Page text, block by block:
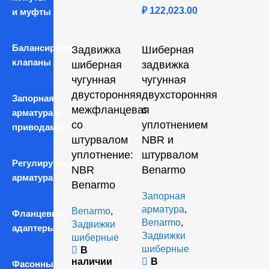
и муфты
Балансировочные
клапаны
Запорная
арматура с
приводами
Регулирующая
арматура
Фланцевые
адаптеры
Фасонные
₽122,023.00
Задвижка
шиберная
чугунная
двусторонняя
межфланцевая
со
штурвалом
уплотнение:
NBR
Benarmo
Benarmo,
Задвижки
шиберные
В
наличии
Шиберная
задвижка
чугунная
двухсторонняя
с
уплотнением
NBR и
штурвалом
Benarmo
Запорная
арматура,
Benarmo,
Задвижки
шиберные
В